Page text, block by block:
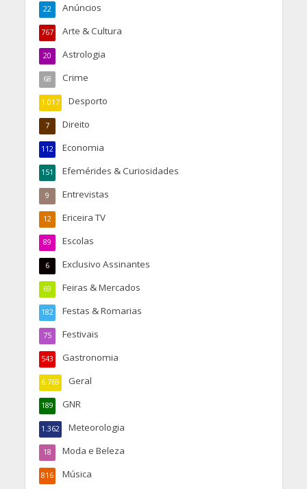
Anúncios
22
Arte & Cultura
767
Astrologia
20
Crime
68
Desporto
1.017
Direito
7
Economia
112
Efemérides & Curiosidades
151
Entrevistas
9
Ericeira TV
12
Escolas
89
Exclusivo Assinantes
6
Feiras & Mercados
69
Festas & Romarias
182
Festivais
75
Gastronomia
543
Geral
6.769
GNR
189
Meteorologia
1.362
Moda e Beleza
18
Música
816